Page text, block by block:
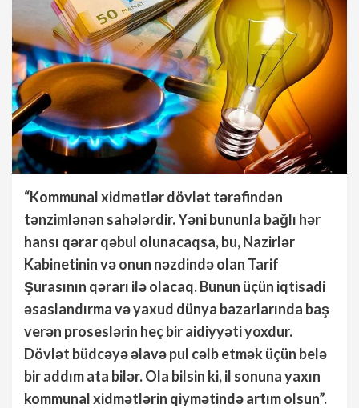
“Kommunal xidmətlər dövlət tərəfindən
tənzimlənən sahələrdir. Yəni bununla bağlı hər
hansı qərar qəbul olunacaqsa, bu, Nazirlər
Kabinetinin və onun nəzdində olan Tarif
Şurasının qərarı ilə olacaq. Bunun üçün iqtisadi
əsaslandırma və yaxud dünya bazarlarında baş
verən proseslərin heç bir aidiyyəti yoxdur.
Dövlət büdcəyə əlavə pul cəlb etmək üçün belə
bir addım ata bilər. Ola bilsin ki, il sonuna yaxın
kommunal xidmətlərin qiymətində artım olsun”.